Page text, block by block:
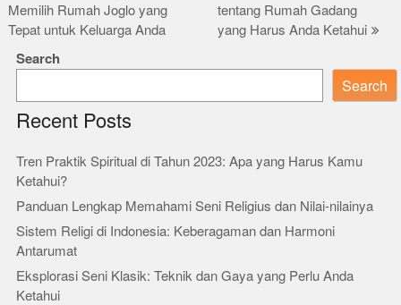
navigation
Memilih Rumah Joglo yang
Tepat untuk Keluarga Anda
tentang Rumah Gadang
yang Harus Anda Ketahui
Search
Search
Recent Posts
Tren Praktik Spiritual di Tahun 2023: Apa yang Harus Kamu
Ketahui?
Panduan Lengkap Memahami Seni Religius dan Nilai-nilainya
Sistem Religi di Indonesia: Keberagaman dan Harmoni
Antarumat
Eksplorasi Seni Klasik: Teknik dan Gaya yang Perlu Anda
Ketahui